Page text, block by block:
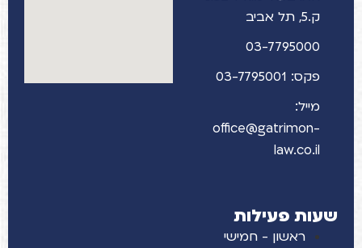
ק.5, תל אביב
03-7795000
פקס: 03-7795001
מייל:
office@gatrimon-
law.co.il
שעות פעילות
ראשון - חמישי